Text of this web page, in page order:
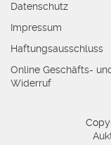
Datenschutz
Impressum
Haftungsausschluss
Online Geschäfts-
Widerruf